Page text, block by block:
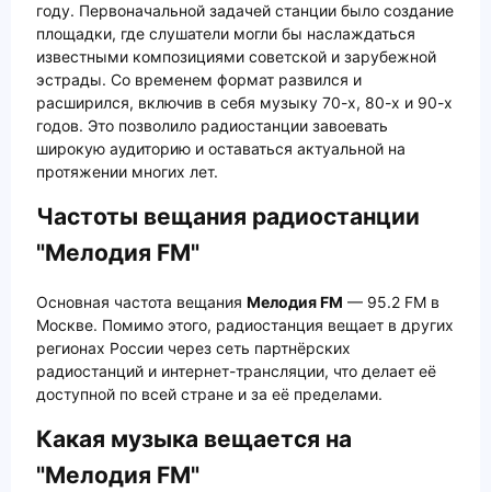
году. Первоначальной задачей станции было создание
площадки, где слушатели могли бы наслаждаться
известными композициями советской и зарубежной
эстрады. Со временем формат развился и
расширился, включив в себя музыку 70-х, 80-х и 90-х
годов. Это позволило радиостанции завоевать
широкую аудиторию и оставаться актуальной на
протяжении многих лет.
Частоты вещания радиостанции
"Мелодия FM"
Основная частота вещания Мелодия FM — 95.2 FM в
Москве. Помимо этого, радиостанция вещает в других
регионах России через сеть партнёрских
радиостанций и интернет-трансляции, что делает её
доступной по всей стране и за её пределами.
Какая музыка вещается на
"Мелодия FM"